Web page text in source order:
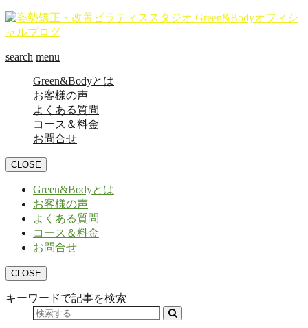
search menu
Green&Bodyとは
お客様の声
よくある質問
コース＆料金
お問合せ
CLOSE
Green&Bodyとは
お客様の声
よくある質問
コース＆料金
お問合せ
CLOSE
キーワードで記事を検索